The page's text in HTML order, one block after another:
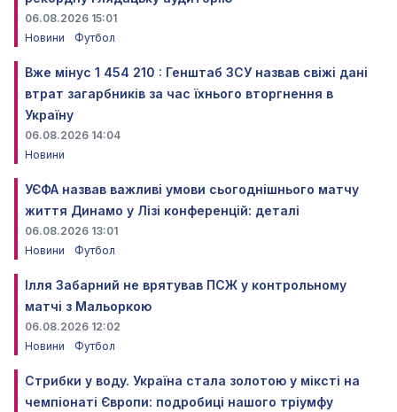
06.08.2026 15:01
Новини
Футбол
Вже мінус 1 454 210 : Генштаб ЗСУ назвав свіжі дані
втрат загарбників за час їхнього вторгнення в
Україну
06.08.2026 14:04
Новини
УЄФА назвав важливі умови сьогоднішнього матчу
життя Динамо у Лізі конференцій: деталі
06.08.2026 13:01
Новини
Футбол
Ілля Забарний не врятував ПСЖ у контрольному
матчі з Мальоркою
06.08.2026 12:02
Новини
Футбол
Стрибки у воду. Україна стала золотою у міксті на
чемпіонаті Європи: подробиці нашого тріумфу